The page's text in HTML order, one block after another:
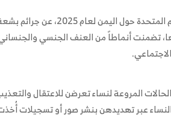
كشف تقرير فريق الخبراء التابع
تضمنت أنماطاً من العنف الجنسي والجنساني
المروعة لنساء تعرضن للاعتقال
عبر تهديدهن بنشر صور أو تسجيلات